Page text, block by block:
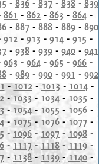
- 836- 837 - 838- 839
861 - 862 - 863 - 864 -
- 887 - 888- 889- 890
912 - 913 - 914 - 915 -
- 938- 939- 940- 941
963 - 964 - 965 - 966 -
- 989- 990- 991 - 992
-1012- 1013- 1014-
-1033 - 1034 -1035 -
-1054- 1055 - 1056 -
-1075 - 1076 - 1077 -
- 1096 - 1097 - 1098 -
-1117 - 1118 - 1119 -
- 1138 - 1139 -1140 -